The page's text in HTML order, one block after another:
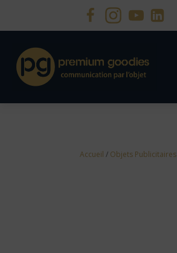
Accueil / Objets Publicitaires